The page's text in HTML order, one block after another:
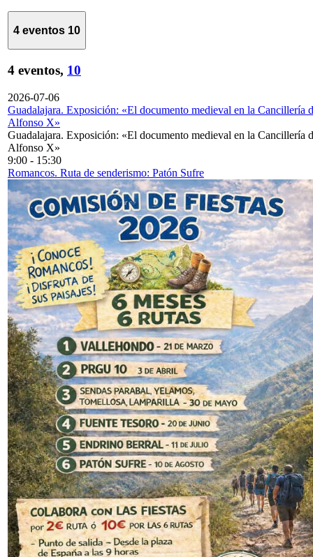
4 eventos 10
4 eventos, 10
2026-07-06
Guadalajara. Exposición: «El documento medieval en la Cancillería
Alfonso X»
Guadalajara. Exposición: «El documento medieval en la Cancillería
Alfonso X»
9:00 - 15:30
Romancos. Ruta de senderismo: Patón Sufre